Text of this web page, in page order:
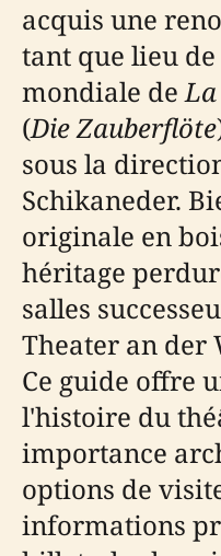
acquis une
tant que lieu
mondiale de
(Die Zauberflöte
sous la
Schikaneder.
originale en
héritage
salles
Theater an der
Ce guide offre
l'histoire du
importance
options de
informations